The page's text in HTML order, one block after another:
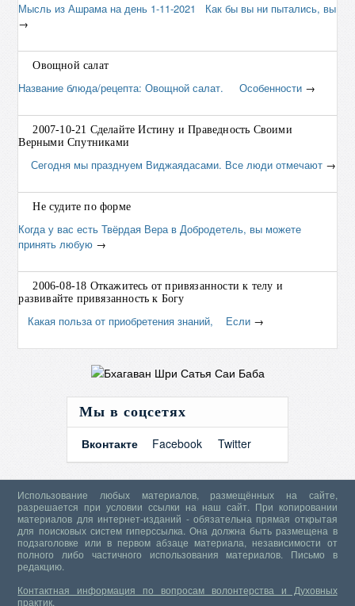
Мысль из Ашрама на день 1-11-2021 Как бы вы ни пытались, вы
→
Овощной салат
Название блюда/рецепта: Овощной салат. Особенности →
2007-10-21 Сделайте Истину и Праведность Своими
Верными Спутниками
Сегодня мы празднуем Виджаядасами. Все люди отмечают →
Не судите по форме
Когда у вас есть Твёрдая Вера в Добродетель, вы можете
принять любую →
2006-08-18 Откажитесь от привязанности к телу и
развивайте привязанность к Богу
Какая польза от приобретения знаний, Если →
Мы в соцсетях
Вконтакте
Facebook Twitter
Использование любых материалов, размещённых на сайте,
разрешается при условии ссылки на наш сайт. При копировании
материалов для интернет-изданий - обязательна прямая открытая
для поисковых систем гиперссылка. Она должна быть размещена в
подзаголовке или в первом абзаце материала, независимости от
полного либо частичного использования материалов. Письмо в
редакцию.
Контактная информация по вопросам волонтерства и Духовных
практик.